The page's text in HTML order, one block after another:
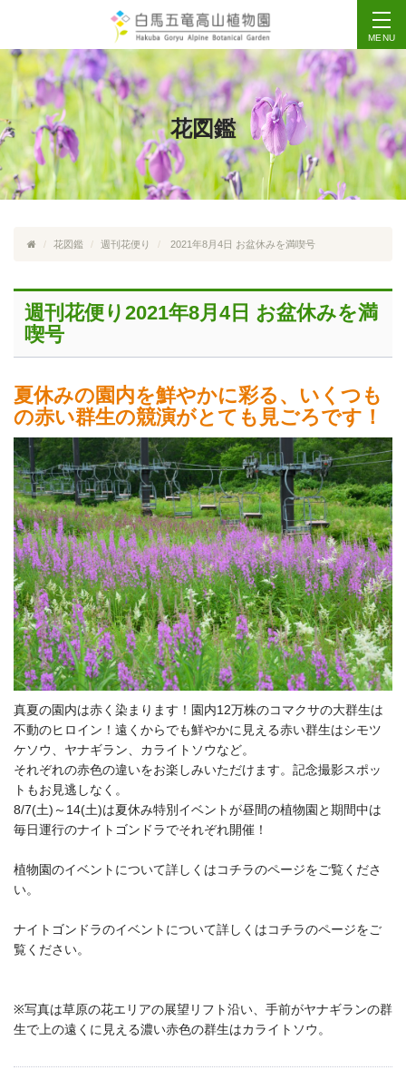
MENU
花図鑑
花図鑑 週刊花便り 2021年8月4日 お盆休みを満喫号
週刊花便り2021年8月4日 お盆休みを満
喫号
夏休みの園内を鮮やかに彩る、いくつも
の赤い群生の競演がとても見ごろです！
真夏の園内は赤く染まります！園内12万株のコマクサの大群生は
不動のヒロイン！遠くからでも鮮やかに見える赤い群生はシモツ
ケソウ、ヤナギラン、カライトソウなど。
それぞれの赤色の違いをお楽しみいただけます。記念撮影スポッ
トもお見逃しなく。
8/7(土)～14(土)は夏休み特別イベントが昼間の植物園と期間中は
毎日運行のナイトゴンドラでそれぞれ開催！
植物園のイベントについて詳しくはコチラのページをご覧くださ
い。
ナイトゴンドラのイベントについて詳しくはコチラのページをご
覧ください。
※写真は草原の花エリアの展望リフト沿い、手前がヤナギランの群
生で上の遠くに見える濃い赤色の群生はカライトソウ。